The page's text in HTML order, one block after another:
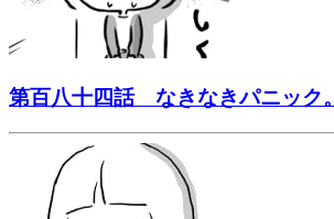
第百八十四話 なきなきパニック。